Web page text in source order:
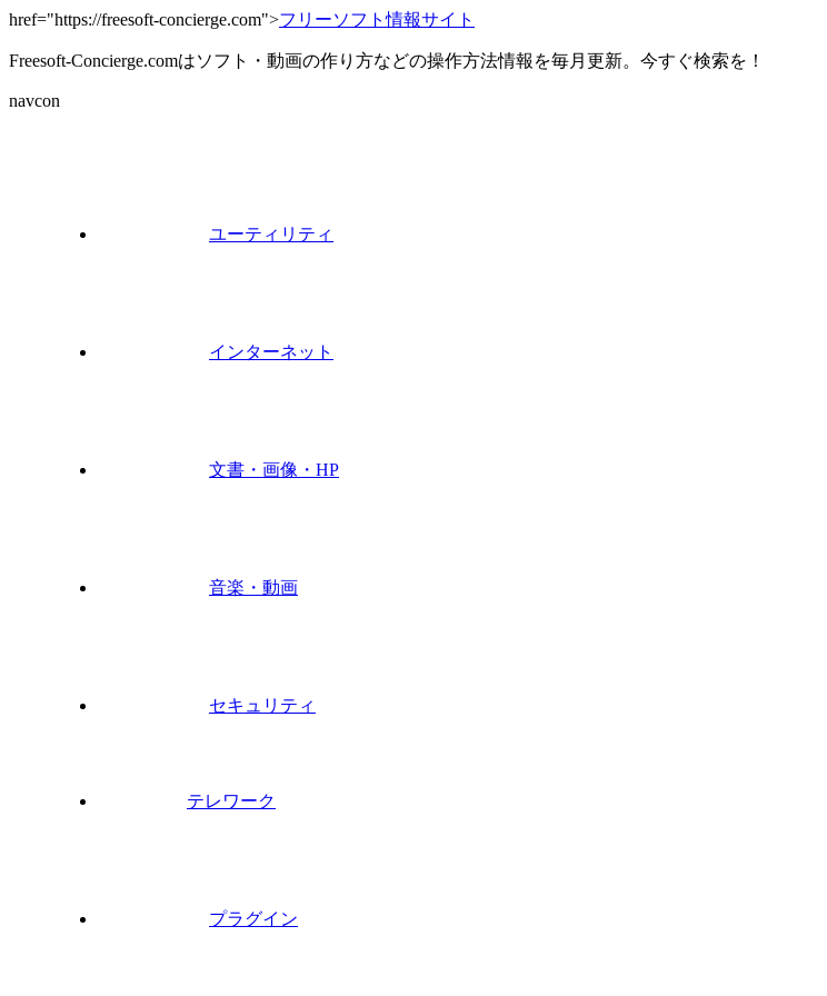
href="https://freesoft-concierge.com">フリーソフト情報サイト
Freesoft-Concierge.comはソフト・動画の作り方などの操作方法情報を毎月更新。今すぐ検索を！
navcon
ユーティリティ
インターネット
文書・画像・HP
音楽・動画
セキュリティ
テレワーク
プラグイン